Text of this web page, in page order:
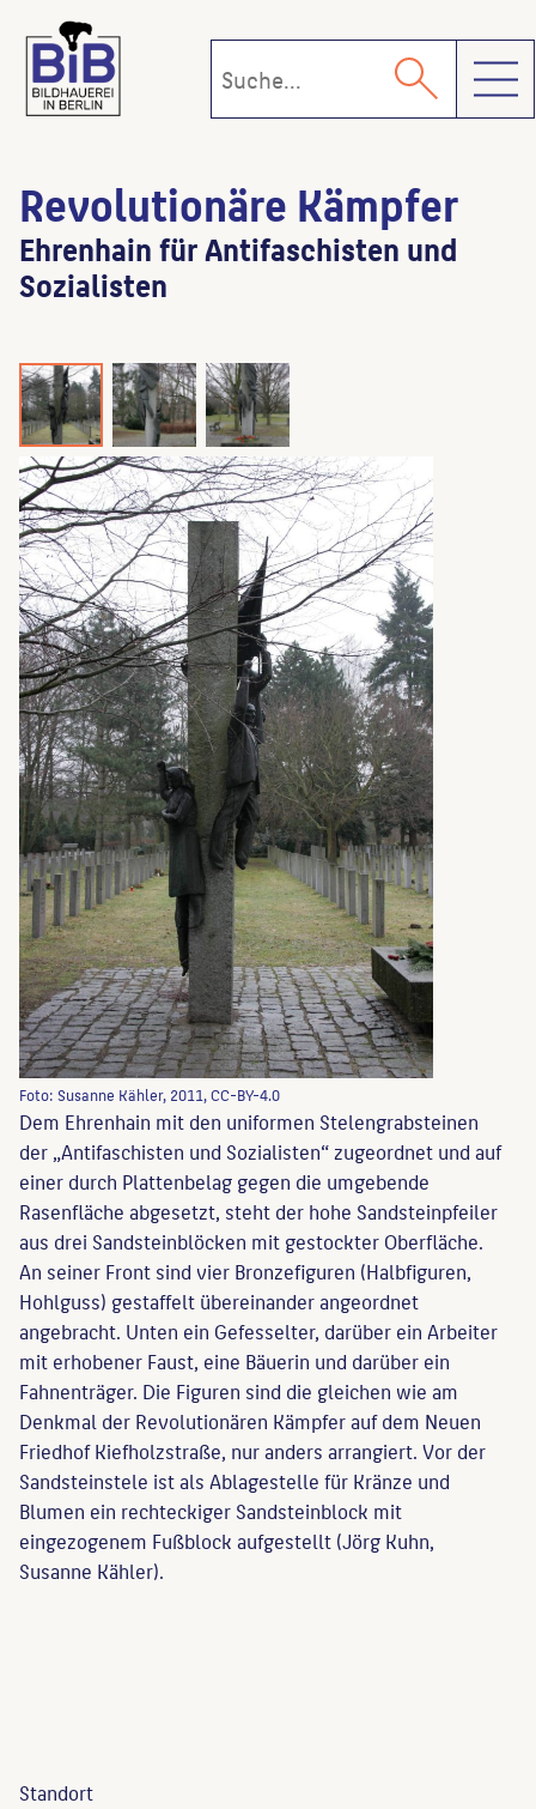
Revolutionäre Kämpfer
Ehrenhain für Antifaschisten und
Sozialisten
Foto: Susanne Kähler, 2011, CC-BY-4.0
Dem Ehrenhain mit den uniformen Stelengrabsteinen
der „Antifaschisten und Sozialisten“ zugeordnet und auf
einer durch Plattenbelag gegen die umgebende
Rasenfläche abgesetzt, steht der hohe Sandsteinpfeiler
aus drei Sandsteinblöcken mit gestockter Oberfläche.
An seiner Front sind vier Bronzefiguren (Halbfiguren,
Hohlguss) gestaffelt übereinander angeordnet
angebracht. Unten ein Gefesselter, darüber ein Arbeiter
mit erhobener Faust, eine Bäuerin und darüber ein
Fahnenträger. Die Figuren sind die gleichen wie am
Denkmal der Revolutionären Kämpfer auf dem Neuen
Friedhof Kiefholzstraße, nur anders arrangiert. Vor der
Sandsteinstele ist als Ablagestelle für Kränze und
Blumen ein rechteckiger Sandsteinblock mit
eingezogenem Fußblock aufgestellt (Jörg Kuhn,
Susanne Kähler).
Standort